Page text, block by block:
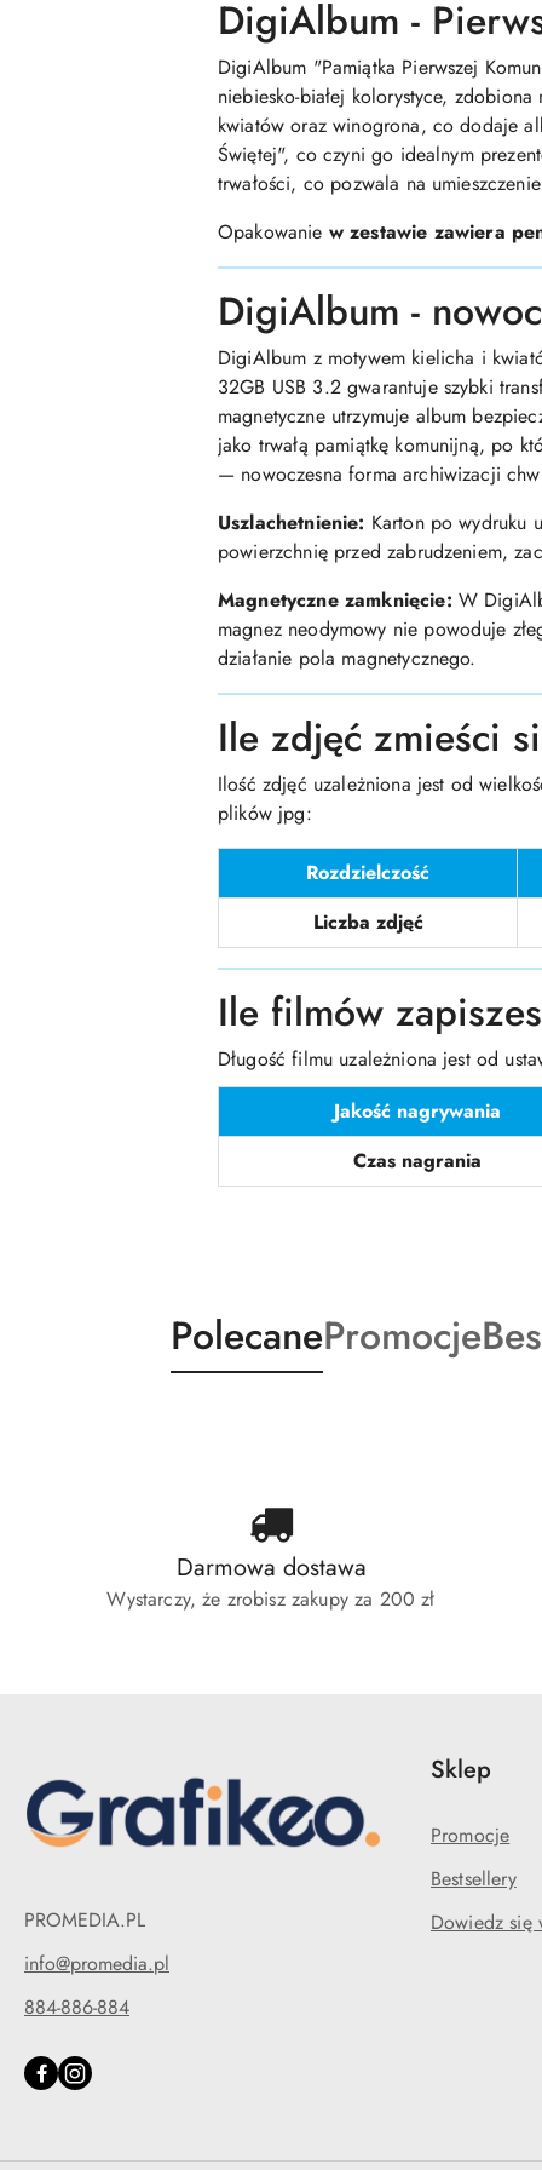
DigiAlbum -
DigiAlbum "Pamiątka Pierwszej
niebiesko-białej kolorystyce,
kwiatów oraz winogrona, co dodaje
Świętej", co czyni go idealnym
trwałości, co pozwala na
Opakowanie w zestawie zawiera
DigiAlbum -
DigiAlbum z motywem kielicha i
32GB USB 3.2 gwarantuje szybki
magnetyczne utrzymuje album
jako trwałą pamiątkę komunijną, po
— nowoczesna forma archiwizacji
Uszlachetnienie: Karton po wydruku
powierzchnię przed zabrudzeniem,
Magnetyczne zamknięcie: W
magnez neodymowy nie powoduje
działanie pola magnetycznego.
Ile zdjęć zmieści
Ilość zdjęć uzależniona jest od
plików jpg:
Rozdzielczość
Liczba zdjęć
Ile filmów
Długość filmu uzależniona jest od
Jakość nagrywania
Czas nagrania
Pomiń karuzelę produktów
Produkty
o
PolecaneProdukty
o
Promocje
Darmowa dostawa
Wystarczy, że zrobisz zakupy za 200 zł
PROMEDIA.PL
info@promedia.pl
884-886-884
Sklep
Promocje
Bestsellery
Dowiedz się